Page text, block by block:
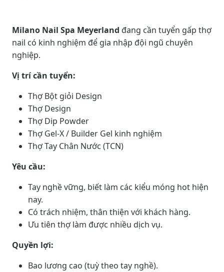
Milano Nail Spa Meyerland đang cần tuyển gấp thợ
nail có kinh nghiệm để gia nhập đội ngũ chuyên
nghiệp.
Vị trí cần tuyển:
Thợ Bột giỏi Design
Thợ Design
Thợ Dip Powder
Thợ Gel-X / Builder Gel kinh nghiệm
Thợ Tay Chân Nước (TCN)
Yêu cầu:
Tay nghề vững, biết làm các kiểu móng hot hiện
nay.
Có trách nhiệm, thân thiện với khách hàng.
Ưu tiên thợ làm được nhiều dịch vụ.
Quyền lợi:
Bao lương cao (tuỳ theo tay nghề).